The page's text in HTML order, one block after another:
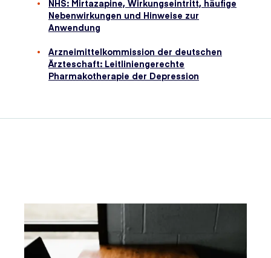
NHS: Mirtazapine, Wirkungseintritt, häufige
Nebenwirkungen und Hinweise zur
Anwendung
Arzneimittelkommission der deutschen
Ärzteschaft: Leitliniengerechte
Pharmakotherapie der Depression